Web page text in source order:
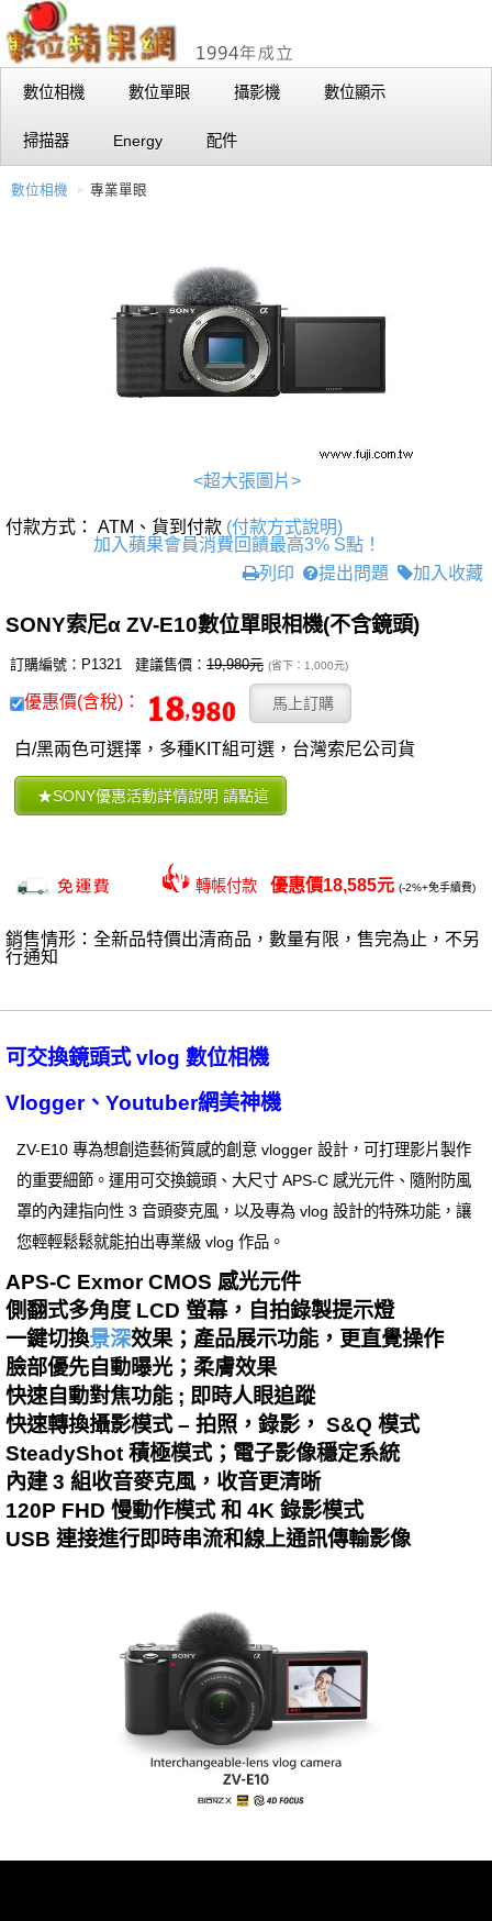
數位相機 數位單眼 攝影機 數位顯示
掃描器 Energy 配件
數位相機 專業單眼
<超大張圖片>
付款方式： ATM、貨到付款 (付款方式說明)
加入蘋果會員消費回饋最高3% S點！
列印
提出問題 加入收藏
SONY索尼α ZV-E10數位單眼相機(不含鏡頭)
訂購編號：P1321 建議售價： 19,980元 (省下：1,000元)
優惠價(含稅)：
白/黑兩色可選擇，多種KIT組可選，台灣索尼公司貨
轉帳付款 優惠價18,585元 (-2%+免手續費)
銷售情形：全新品特價出清商品，數量有限，售完為止，不另
行通知
可交換鏡頭式 vlog 數位相機
Vlogger、Youtuber網美神機
ZV-E10 專為想創造藝術質感的創意 vlogger 設計，可打理影片製作
的重要細節。運用可交換鏡頭、大尺寸 APS-C 感光元件、隨附防風
罩的內建指向性 3 音頭麥克風，以及專為 vlog 設計的特殊功能，讓
您輕輕鬆鬆就能拍出專業級 vlog 作品。
APS-C Exmor CMOS 感光元件
側翻式多角度 LCD 螢幕，自拍錄製提示燈
一鍵切換景深效果；產品展示功能，更直覺操作
臉部優先自動曝光；柔膚效果
快速自動對焦功能 ; 即時人眼追蹤
快速轉換攝影模式 – 拍照，錄影， S&Q 模式
SteadyShot 積極模式；電子影像穩定系統
內建 3 組收音麥克風，收音更清晰
120P FHD 慢動作模式 和 4K 錄影模式
USB 連接進行即時串流和線上通訊傳輸影像